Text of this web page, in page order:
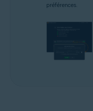
préférences.